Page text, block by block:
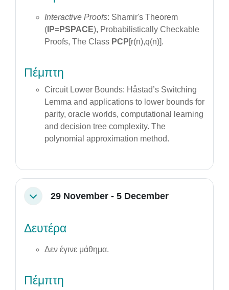
Interactive Proofs: Shamir's Theorem
( IP=PSPACE), Probabilistically Checkable
Proofs, The Class PCP[r(n),q(n)].
Πέμπτη
Circuit Lower Bounds: Håstad’s Switching
Lemma and applications to lower bounds for
parity, oracle worlds, computational learning
and decision tree complexity. The
polynomial approximation method.
Collapse29 November - 5 December
Δευτέρα
Δεν έγινε μάθημα.
Πέμπτη